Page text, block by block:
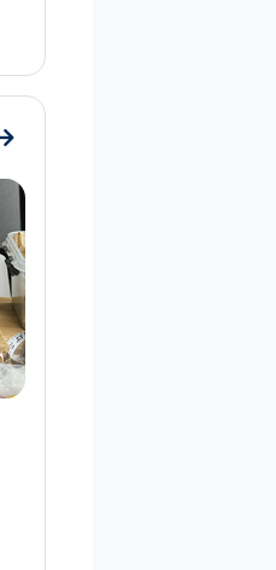
Go to section 3. Kiertotalouden